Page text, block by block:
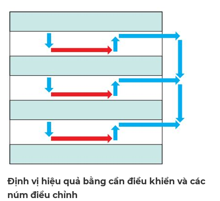
Định vị hiệu quả bằng cần điều khiển và các
núm điều chỉnh